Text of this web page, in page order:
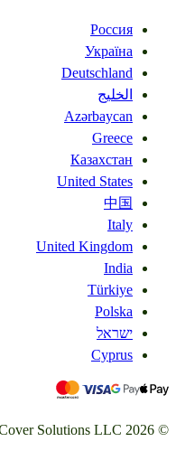
Россия
Україна
Deutschland
الخليج
Azərbaycan
Greece
Казахстан
United States
中国
Italy
United Kingdom
India
Türkiye
Polska
ישראל
Cyprus
©
2026
Solutions LLC